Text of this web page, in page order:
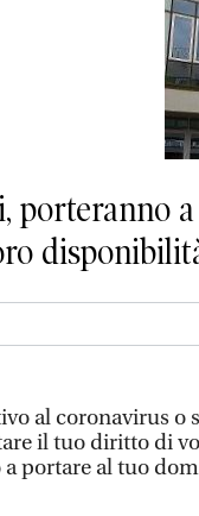
al coronavirus o
il tuo diritto di
portare al tuo